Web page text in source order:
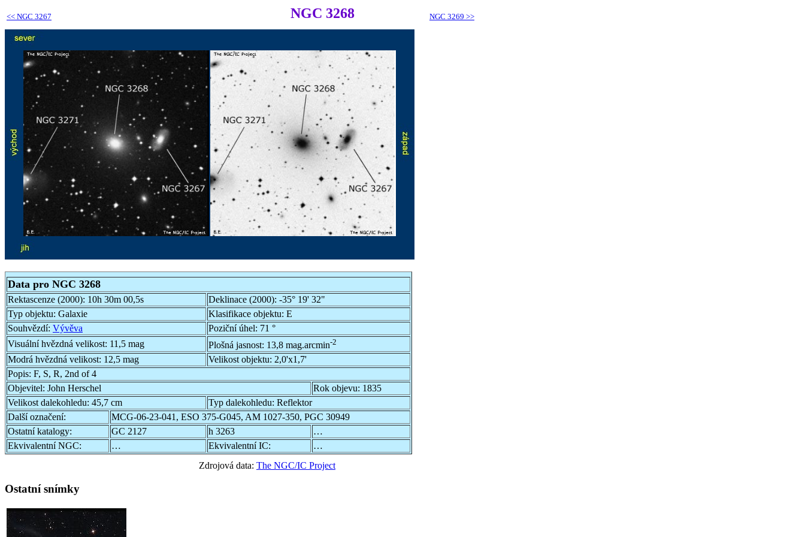
<< NGC 3267 NGC 3268 NGC 3269 >>
Data pro NGC 3268
Rektascenze (2000): 10h 30m 00,5s Deklinace (2000): -35° 19' 32"
Typ objektu: Galaxie Klasifikace objektu: E
Souhvězdí: Vývěva Poziční úhel: 71 °
Visuální hvězdná velikost: 11,5 mag Plošná jasnost: 13,8 mag.arcmin-2
Modrá hvězdná velikost: 12,5 mag Velikost objektu: 2,0'x1,7'
Popis: F, S, R, 2nd of 4
Objevitel: John Herschel Rok objevu: 1835
Velikost dalekohledu: 45,7 cm Typ dalekohledu: Reflektor
Další označení:
MCG-06-23-041, ESO 375-G045, AM 1027-350, PGC 30949
Ostatní katalogy:
GC 2127 h 3263
…
Ekvivalentní NGC:
… Ekvivalentní IC:
…
Zdrojová data: The NGC/IC Project
Ostatní snímky